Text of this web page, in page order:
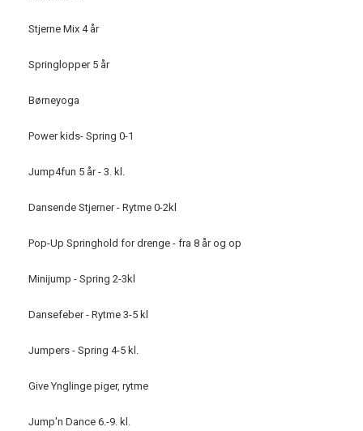
Stjerne Mix 4 år
Springlopper 5 år
Børneyoga
Power kids- Spring 0-1
Jump4fun 5 år - 3. kl.
Dansende Stjerner - Rytme 0-2kl
Pop-Up Springhold for drenge - fra 8 år og op
Minijump - Spring 2-3kl
Dansefeber - Rytme 3-5 kl
Jumpers - Spring 4-5 kl.
Give Ynglinge piger, rytme
Jump'n Dance 6.-9. kl.